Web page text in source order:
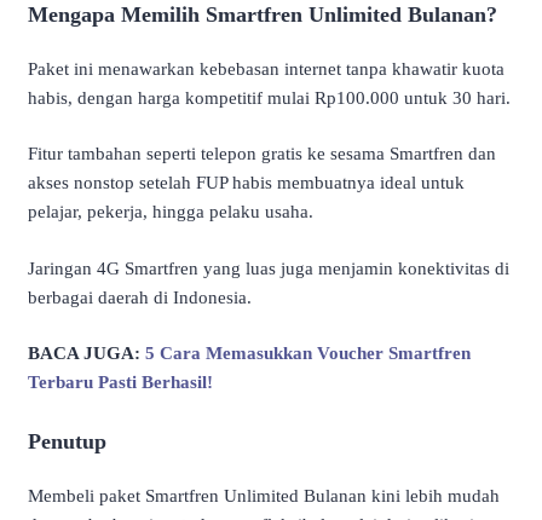
Mengapa Memilih Smartfren Unlimited Bulanan?
Paket ini menawarkan kebebasan internet tanpa khawatir kuota
habis, dengan harga kompetitif mulai Rp100.000 untuk 30 hari.
Fitur tambahan seperti telepon gratis ke sesama Smartfren dan
akses nonstop setelah FUP habis membuatnya ideal untuk
pelajar, pekerja, hingga pelaku usaha.
Jaringan 4G Smartfren yang luas juga menjamin konektivitas di
berbagai daerah di Indonesia.
BACA JUGA: 5 Cara Memasukkan Voucher Smartfren
Terbaru Pasti Berhasil!
Penutup
Membeli paket Smartfren Unlimited Bulanan kini lebih mudah